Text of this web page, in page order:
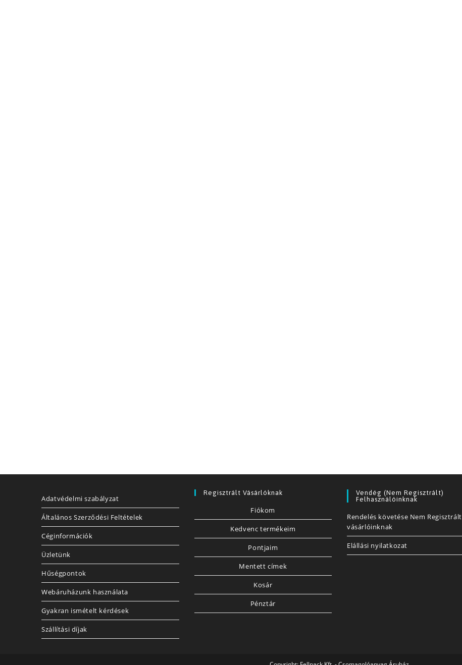
Adatvédelmi szabályzat
Általános Szerződési Feltételek
Céginformációk
Üzletünk
Hűségpontok
Webáruházunk használata
Gyakran ismételt kérdések
Szállítási díjak
Regisztrált Vásárlóknak
Fiókom
Kedvenc termékeim
Pontjaim
Mentett címek
Kosár
Pénztár
Vendég (nem Regisztrált)
Felhasználóinknak
Rendelés követése Nem Regisztrált
vásárlóinknak
Elállási nyilatkozat